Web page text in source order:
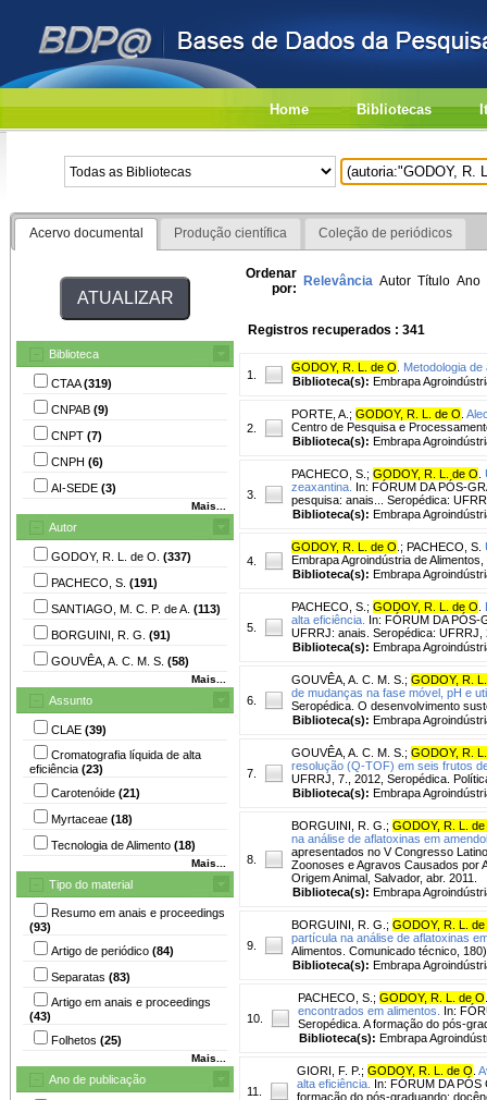
Home Bibliotecas
Acervo documental Produção científica Coleção de periódicos
Biblioteca
CTAA(319)
CNPAB (9)
CNPT (7)
CNPH (6)
AI-SEDE (3)
Mais...
Autor
GODOY, R. L. de O. (337)
PACHECO, S. (191)
SANTIAGO, M. C. P. de A. (113)
BORGUINI, R. G. (91)
GOUVÊA, A. C. M. S. (58)
Mais...
Assunto
CLAE (39)
Cromatografia líquida de alta
eficiência (23)
Carotenóide (21)
Myrtaceae (18)
Tecnologia de Alimento (18)
Mais...
Tipo do material
Resumo em anais e proceedings
(93)
Artigo de periódico (84)
Separatas (83)
Artigo em anais e proceedings
(43)
Folhetos (25)
Mais...
Ano de publicação
Ordenar
por: Relevância Autor Título Ano
Registros recuperados : 341
1.
GODOY, R. L. de O
Metodologia
Biblioteca(s): Embrapa
2.
PORTE, A. ; GODOY, R. L. de O
Centro de Pesquisa e
Biblioteca(s): Embrapa
3.
PACHECO, S. ; GODOY, R. L. de O
zeaxantina. In: FÓRUM DA PÓS-
pesquisa: anais... Seropédica:
Biblioteca(s): Embrapa
4.
GODOY, R. L. de O ; PACHECO, S.
Embrapa Agroindústria de
Biblioteca(s): Embrapa
5.
PACHECO, S. ; GODOY, R. L. de O
alta eficiência. In: FÓRUM DA PÓS-
UFRRJ: anais. Seropédica: UFRRJ,
Biblioteca(s): Embrapa
6.
GOUVÊA, A. C. M. S. ; GODOY, R.
de mudanças na fase móvel, pH e
Seropédica. O desenvolvimento
Biblioteca(s): Embrapa
7.
GOUVÊA, A. C. M. S. ; GODOY, R.
resolução (Q-TOF) em seis frutos
UFRRJ, 7., 2012, Seropédica.
Biblioteca(s): Embrapa
8.
BORGUINI, R. G. ; GODOY, R. L.
na análise de aflatoxinas em
apresentados no V Congresso
Zoonoses e Agravos Causados por
Origem Animal, Salvador, abr. 2011.
Biblioteca(s): Embrapa
9.
BORGUINI, R. G. ; GODOY, R. L.
partícula na análise de aflatoxinas
Alimentos. Comunicado técnico,
Biblioteca(s): Embrapa
10.
PACHECO, S. ; GODOY, R. L. de O
encontrados em alimentos.
In:
Seropédica. A formação do pós-
Biblioteca(s): Embrapa
11.
GIORI, F. P. ; GODOY, R. L. de O
alta eficiência. In: FÓRUM DA PÓS
formação do pós-graduando: